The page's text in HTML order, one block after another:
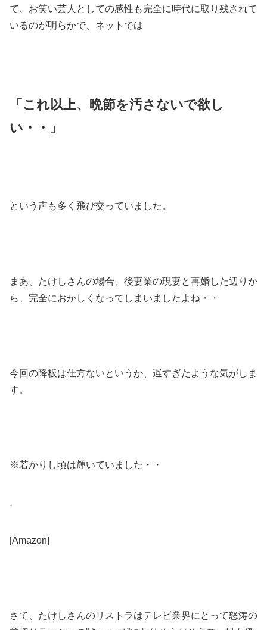
て、お笑い芸人としての感性も完全に時代に取り残されて
いるのが明らかで、ネットでは
「これ以上、晩節を汚さないで欲し
い・・」
という声も多く飛び交っていました。
まあ、たけしさんの場合、後妻業の現妻と再婚した辺りか
ら、完全におかしくなってしまいましたよね・・
今回の降板は仕方ないというか、遅すぎたような気がしま
す。
※若かりし頃は輝いていました・・
[Amazon]
さて、たけしさんのリストラはテレビ業界にとって怒涛の